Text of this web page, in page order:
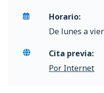
Horario:
De lunes a
Cita previa:
Por Internet